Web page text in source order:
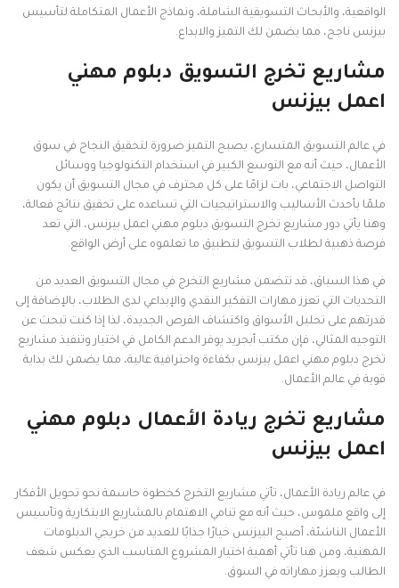
الواقعية، والأبحاث التسويقية الشاملة، ونماذج الأعمال المتكاملة لتأسيس
بيزنس ناجح، مما يضمن لك التميز والابداع.
مشاريع تخرج التسويق دبلوم مهني
اعمل بيزنس
في عالم التسويق المتسارع، يصبح التميز ضرورة لتحقيق النجاح في سوق
الأعمال، حيث أنه مع التوسع الكبير في استخدام التكنولوجيا ووسائل
التواصل الاجتماعي، بات لزامًا على كل محترف في مجال التسويق أن يكون
ملمًا بأحدث الأساليب والاستراتيجيات التي تساعده على تحقيق نتائج فعالة،
وهنا يأتي دور مشاريع تخرج التسويق دبلوم مهني اعمل بيزنس، التي تعد
فرصة ذهبية لطلاب التسويق لتطبيق ما تعلموه على أرض الواقع.
في هذا السياق، قد تتضمن مشاريع التخرج في مجال التسويق العديد من
التحديات التي تعزز مهارات التفكير النقدي والإبداعي لدى الطلاب، بالإضافة إلى
قدرتهم على تحليل الأسواق واكتشاف الفرص الجديدة، لذا إذا كنت تبحث عن
التوجيه المثالي، فإن مكتب أبجريد يوفر الدعم الكامل في اختيار وتنفيذ مشاريع
تخرج دبلوم مهني اعمل بيزنس بكفاءة واحترافية عالية، مما يضمن لك بداية
قوية في عالم الأعمال.
مشاريع تخرج ريادة الأعمال دبلوم مهني
اعمل بيزنس
في عالم ريادة الأعمال، تأتي مشاريع التخرج كخطوة حاسمة نحو تحويل الأفكار
إلى واقع ملموس، حيث أنه مع تنامي الاهتمام بالمشاريع الابتكارية وتأسيس
الأعمال الناشئة، أصبح البيزنس خيارًا جذابًا للعديد من خريجي الدبلومات
المهنية، ومن هنا تأتي أهمية اختيار المشروع المناسب الذي يعكس شغف
الطالب ويعزز مهاراته في السوق.